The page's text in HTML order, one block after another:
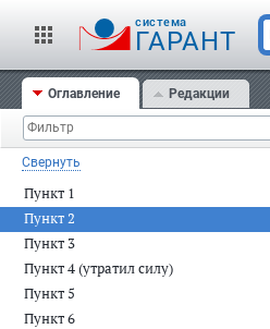
cистема
ГАРАНТ
Оглавление Редакции
Свернуть
Пункт 1
Пункт 2
Пункт 3
Пункт 4 (утратил силу)
Пункт 5
Пункт 6